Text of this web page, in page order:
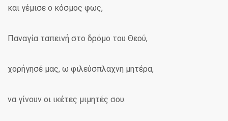
και γέμισε ο κόσμος φως,
Παναγία ταπεινή στο δρόμο του Θεού,
χορήγησέ μας, ω φιλεύσπλαχνη μητέρα,
να γίνουν οι ικέτες μιμητές σου.